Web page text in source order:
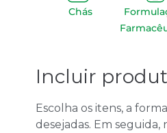
Chás
Incluir
Escolha os itens, a
desejadas. Em